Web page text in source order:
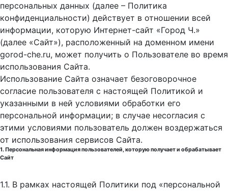
персональных данных (далее – Политика
конфиденциальности) действует в отношении всей
информации, которую Интернет-сайт «Город Ч.»
(далее «Сайт»), расположенный на доменном имени
gorod-che.ru, может получить о Пользователе во время
использования Cайта.
Использование Сайта означает безоговорочное
согласие пользователя с настоящей Политикой и
указанными в ней условиями обработки его
персональной информации; в случае несогласия с
этими условиями пользователь должен воздержаться
от использования сервисов Сайта.
1. Персональная информация пользователей, которую получает и обрабатывает
Сайт
1.1. В рамках настоящей Политики под «персональной